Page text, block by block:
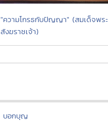
"ความโกรธกับปัญญา" (สมเด็จพระ
สังฆราชเจ้า)
บอกบุญ